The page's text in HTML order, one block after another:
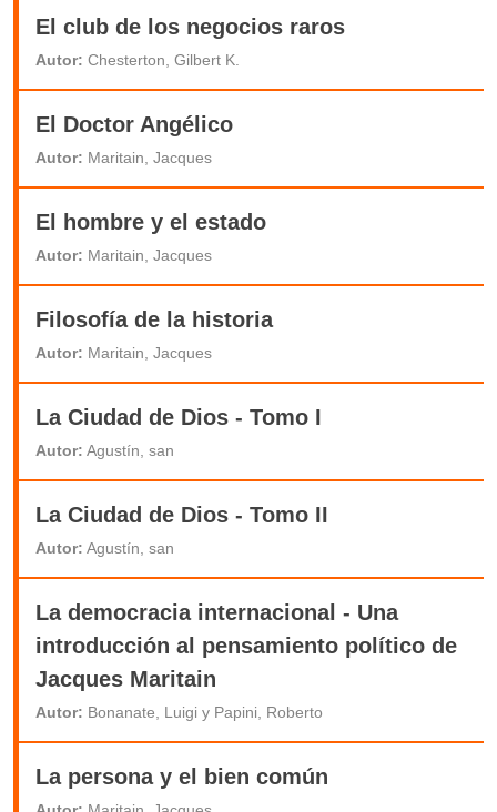
El club de los negocios raros
Autor: Chesterton, Gilbert K.
El Doctor Angélico
Autor: Maritain, Jacques
El hombre y el estado
Autor: Maritain, Jacques
Filosofía de la historia
Autor: Maritain, Jacques
La Ciudad de Dios - Tomo I
Autor: Agustín, san
La Ciudad de Dios - Tomo II
Autor: Agustín, san
La democracia internacional - Una
introducción al pensamiento político de
Jacques Maritain
Autor: Bonanate, Luigi y Papini, Roberto
La persona y el bien común